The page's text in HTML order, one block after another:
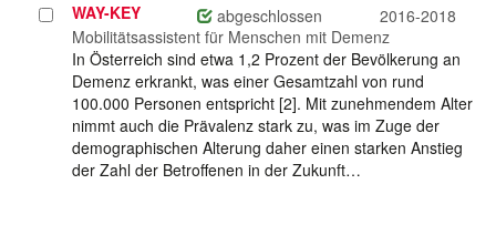
Projekt
auswählen
WAY-KEY abgeschlossen
2016-2018
Mobilitätsassistent für Menschen mit Demenz
In Österreich sind etwa 1,2 Prozent der Bevölkerung an
Demenz erkrankt, was einer Gesamtzahl von rund
100.000 Personen entspricht [2]. Mit zunehmendem Alter
nimmt auch die Prävalenz stark zu, was im Zuge der
demographischen Alterung daher einen starken Anstieg
der Zahl der Betroffenen in der Zukunft…